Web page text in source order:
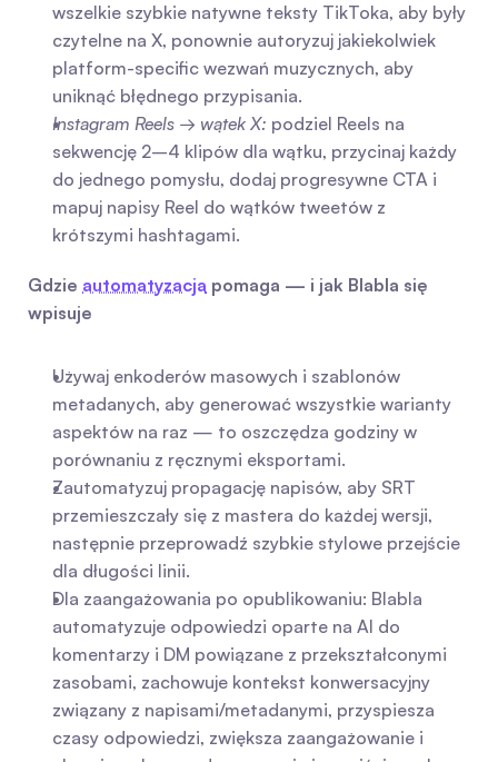
wszelkie szybkie natywne teksty TikToka, aby były
czytelne na X, ponownie autoryzuj jakiekolwiek
platform-specific wezwań muzycznych, aby
uniknąć błędnego przypisania.
Instagram Reels → wątek X: podziel Reels na
sekwencję 2–4 klipów dla wątku, przycinaj każdy
do jednego pomysłu, dodaj progresywne CTA i
mapuj napisy Reel do wątków tweetów z
krótszymi hashtagami.
Gdzie automatyzacja pomaga — i jak Blabla się
wpisuje
Używaj enkoderów masowych i szablonów
metadanych, aby generować wszystkie warianty
aspektów na raz — to oszczędza godziny w
porównaniu z ręcznymi eksportami.
Zautomatyzuj propagację napisów, aby SRT
przemieszczały się z mastera do każdej wersji,
następnie przeprowadź szybkie stylowe przejście
dla długości linii.
Dla zaangażowania po opublikowaniu: Blabla
automatyzuje odpowiedzi oparte na AI do
komentarzy i DM powiązane z przekształconymi
zasobami, zachowuje kontekst konwersacyjny
związany z napisami/metadanymi, przyspiesza
czasy odpowiedzi, zwiększa zaangażowanie i